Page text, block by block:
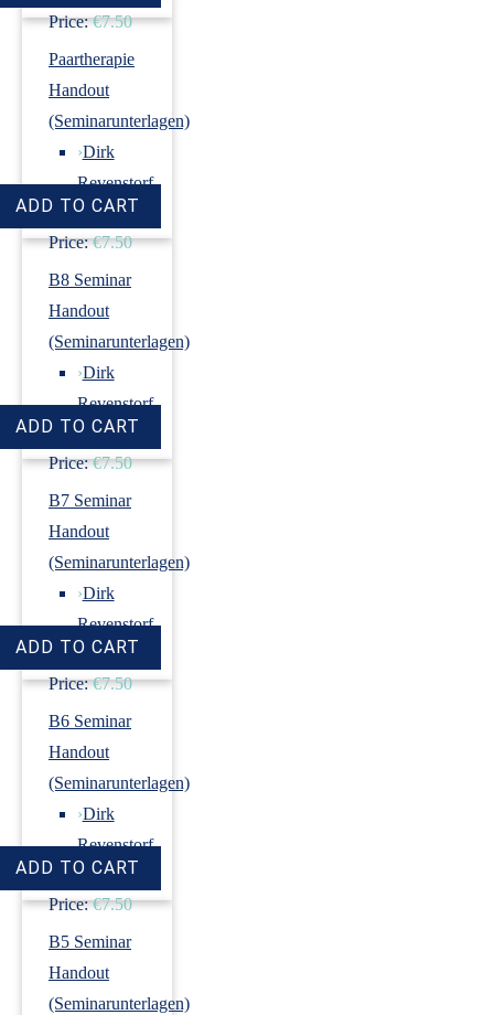
Price: €7.50
Paartherapie
Handout
(Seminarunterlagen)
›Dirk
Revenstorf
Price: €7.50
B8 Seminar
Handout
(Seminarunterlagen)
›Dirk
Revenstorf
Price: €7.50
B7 Seminar
Handout
(Seminarunterlagen)
›Dirk
Revenstorf
Price: €7.50
B6 Seminar
Handout
(Seminarunterlagen)
›Dirk
Revenstorf
Price: €7.50
B5 Seminar
Handout
(Seminarunterlagen)